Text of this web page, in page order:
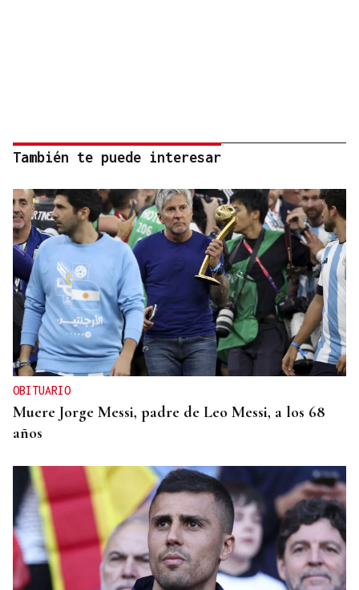
También te puede interesar
OBITUARIO
Muere Jorge Messi, padre de Leo Messi, a los 68
años